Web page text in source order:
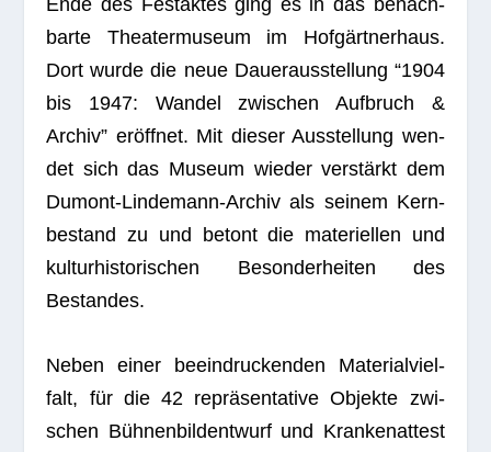
Ende des Fest­ak­tes ging es in das benach­
barte Thea­ter­mu­seum im Hof­gärt­ner­haus.
Dort wurde die neue Dau­er­aus­stel­lung “1904
bis 1947: Wan­del zwi­schen Auf­bruch &
Archiv” eröff­net. Mit die­ser Aus­stel­lung wen­
det sich das Museum wie­der ver­stärkt dem
Dumont-Lin­de­mann-Archiv als sei­nem Kern­
be­stand zu und betont die mate­ri­el­len und
kul­tur­his­to­ri­schen Beson­der­hei­ten des
Bestandes.
Neben einer beein­dru­cken­den Mate­ri­al­viel­
falt, für die 42 reprä­sen­ta­tive Objekte zwi­
schen Büh­nen­bild­ent­wurf und Kran­ken­at­test